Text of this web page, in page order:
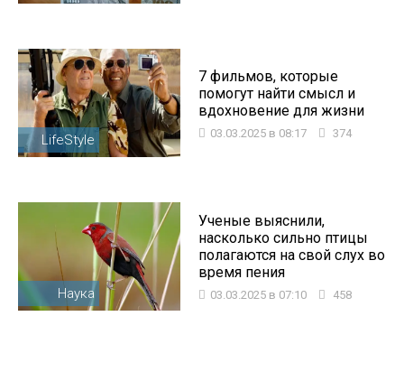
LifeStyle
7 фильмов, которые
помогут найти смысл и
вдохновение для жизни
03.03.2025 в 08:17 374
Наука
Ученые выяснили,
насколько сильно птицы
полагаются на свой слух во
время пения
03.03.2025 в 07:10 458